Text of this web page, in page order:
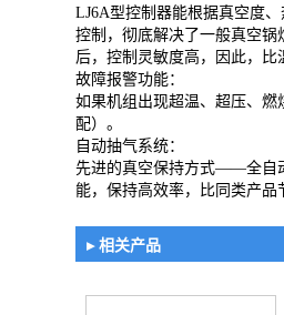
LJ6A型控制器能根据真空度
控制，彻底解决了一般真空
后，控制灵敏度高，因此，
故障报警功能：
如果机组出现超温、超压、
配）。
自动抽气系统：
先进的真空保持方式——全自
能，保持高效率，比同类产品
▸ 相关产品